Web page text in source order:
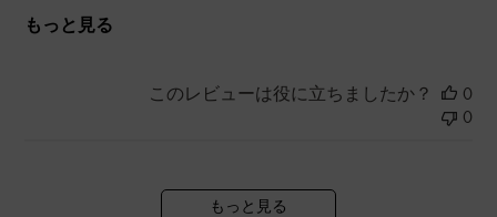
もっと見る
このレビューは役に立ちましたか？
0
0
もっと見る